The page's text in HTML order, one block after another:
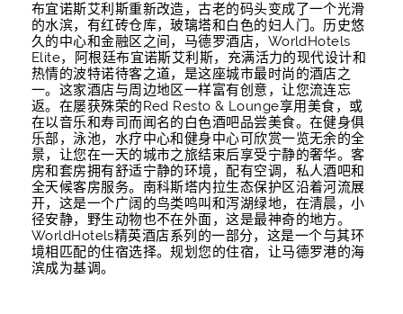
布宜诺斯艾利斯重新改造，古老的码头变成了一个光滑
的水滨，有红砖仓库，玻璃塔和白色的妇人门。历史悠
久的中心和金融区之间，马德罗酒店，WorldHotels
Elite，阿根廷布宜诺斯艾利斯，充满活力的现代设计和
热情的波特诺待客之道，是这座城市最时尚的酒店之
一。这家酒店与周边地区一样富有创意，让您流连忘
返。在屡获殊荣的Red Resto & Lounge享用美食，或
在以音乐和寿司而闻名的白色酒吧品尝美食。在健身俱
乐部，泳池，水疗中心和健身中心可欣赏一览无余的全
景，让您在一天的城市之旅结束后享受宁静的奢华。客
房和套房拥有舒适宁静的环境，配有空调，私人酒吧和
全天候客房服务。南科斯塔内拉生态保护区沿着河流展
开，这是一个广阔的鸟类鸣叫和泻湖绿地，在清晨，小
径安静，野生动物也不在外面，这是最神奇的地方。
WorldHotels精英酒店系列的一部分，这是一个与其环
境相匹配的住宿选择。规划您的住宿，让马德罗港的海
滨成为基调。